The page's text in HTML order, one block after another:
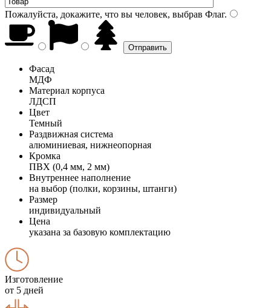
Пожалуйста, докажите, что вы человек, выбрав Флаг.
Фасад
МДФ
Материал корпуса
ЛДСП
Цвет
Темный
Раздвижная система
алюминиевая, нижнеопорная
Кромка
ПВХ (0,4 мм, 2 мм)
Внутреннее наполнение
на выбор (полки, корзины, штанги)
Размер
индивидуальный
Цена
указана за базовую комплектацию
Изготовление
от 5 дней